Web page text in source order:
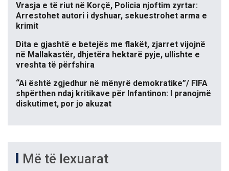
Vrasja e të riut në Korçë, Policia njoftim zyrtar:
Arrestohet autori i dyshuar, sekuestrohet arma e
krimit
Dita e gjashtë e betejës me flakët, zjarret vijojnë
në Mallakastër, dhjetëra hektarë pyje, ullishte e
vreshta të përfshira
“Ai është zgjedhur në mënyrë demokratike”/ FIFA
shpërthen ndaj kritikave për Infantinon: I pranojmë
diskutimet, por jo akuzat
Më të lexuarat